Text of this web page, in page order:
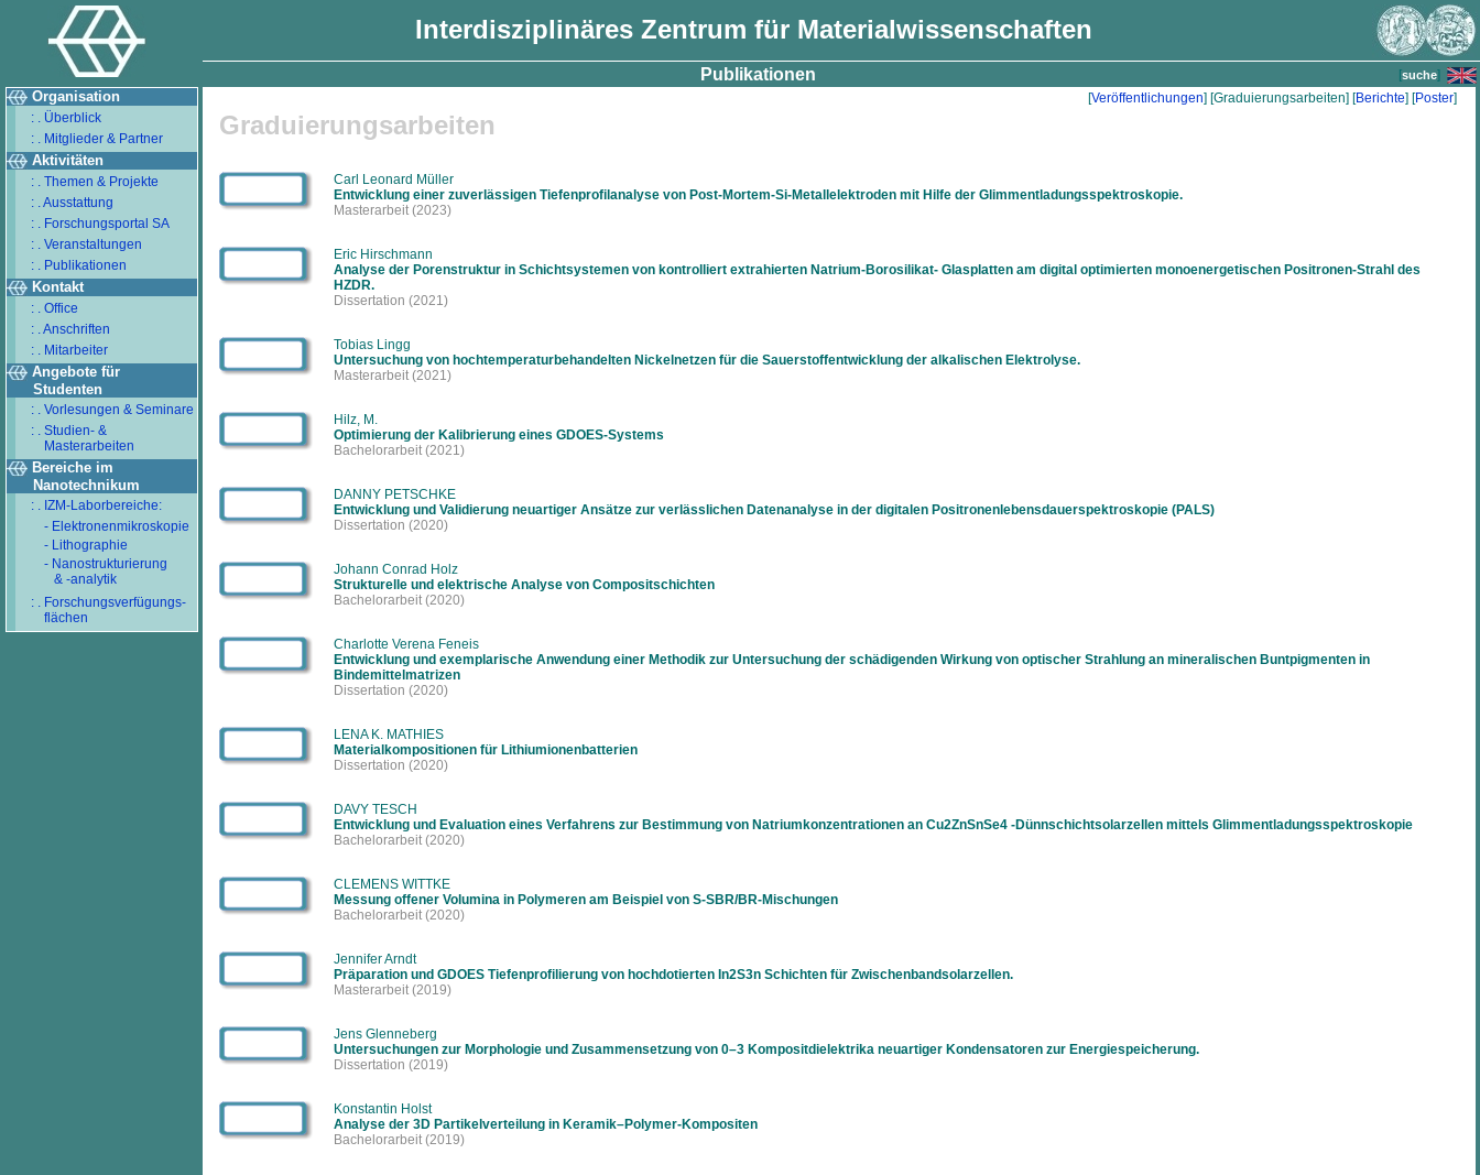
Interdisziplinäres Zentrum für Materialwissenschaften
Publikationen [suche]
Organisation
: . Überblick
: . Mitglieder & Partner
Aktivitäten
: . Themen & Projekte
: . Ausstattung
: . Forschungsportal SA
: . Veranstaltungen
: . Publikationen
Kontakt
: . Office
: . Anschriften
: . Mitarbeiter
Angebote für
Studenten
: . Vorlesungen & Seminare
: . Studien- &
Masterarbeiten
Bereiche im
Nanotechnikum
: . IZM-Laborbereiche:
- Elektronenmikroskopie
- Lithographie
- Nanostrukturierung
& -analytik
: . Forschungsverfügungs-
flächen
[Veröffentlichungen] [Graduierungsarbeiten] [Berichte] [Poster]
Graduierungsarbeiten
Carl Leonard Müller
Entwicklung einer zuverlässigen Tiefenprofilanalyse von Post-Mortem-Si-Metallelektroden mit Hilfe der Glimmentladungsspektroskopie.
Masterarbeit (2023)
Eric Hirschmann
Analyse der Porenstruktur in Schichtsystemen von kontrolliert extrahierten Natrium-Borosilikat- Glasplatten am digital optimierten monoenergetischen Positronen-Strahl des
HZDR.
Dissertation (2021)
Tobias Lingg
Untersuchung von hochtemperaturbehandelten Nickelnetzen für die Sauerstoffentwicklung der alkalischen Elektrolyse.
Masterarbeit (2021)
Hilz, M.
Optimierung der Kalibrierung eines GDOES-Systems
Bachelorarbeit (2021)
DANNY PETSCHKE
Entwicklung und Validierung neuartiger Ansätze zur verlässlichen Datenanalyse in der digitalen Positronenlebensdauerspektroskopie (PALS)
Dissertation (2020)
Johann Conrad Holz
Strukturelle und elektrische Analyse von Compositschichten
Bachelorarbeit (2020)
Charlotte Verena Feneis
Entwicklung und exemplarische Anwendung einer Methodik zur Untersuchung der schädigenden Wirkung von optischer Strahlung an mineralischen Buntpigmenten in
Bindemittelmatrizen
Dissertation (2020)
LENA K. MATHIES
Materialkompositionen für Lithiumionenbatterien
Dissertation (2020)
DAVY TESCH
Entwicklung und Evaluation eines Verfahrens zur Bestimmung von Natriumkonzentrationen an Cu2ZnSnSe4 -Dünnschichtsolarzellen mittels Glimmentladungsspektroskopie
Bachelorarbeit (2020)
CLEMENS WITTKE
Messung offener Volumina in Polymeren am Beispiel von S-SBR/BR-Mischungen
Bachelorarbeit (2020)
Jennifer Arndt
Präparation und GDOES Tiefenprofilierung von hochdotierten In2S3n Schichten für Zwischenbandsolarzellen.
Masterarbeit (2019)
Jens Glenneberg
Untersuchungen zur Morphologie und Zusammensetzung von 0–3 Kompositdielektrika neuartiger Kondensatoren zur Energiespeicherung.
Dissertation (2019)
Konstantin Holst
Analyse der 3D Partikelverteilung in Keramik–Polymer-Kompositen
Bachelorarbeit (2019)